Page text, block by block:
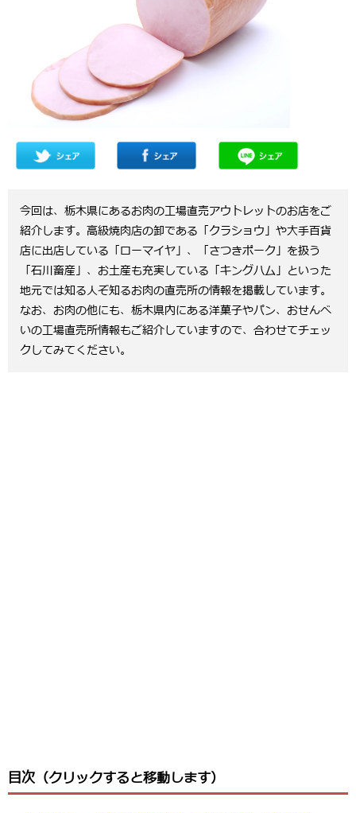
今回は、栃木県にあるお肉の工場直売アウトレットのお店をご
紹介します。高級焼肉店の卸である「クラショウ」や大手百貨
店に出店している「ローマイヤ」、「さつきポーク」を扱う
「石川畜産」、お土産も充実している「キングハム」といった
地元では知る人ぞ知るお肉の直売所の情報を掲載しています。
なお、お肉の他にも、栃木県内にある洋菓子やパン、おせんべ
いの工場直売所情報もご紹介していますので、合わせてチェッ
クしてみてください。
目次（クリックすると移動します）